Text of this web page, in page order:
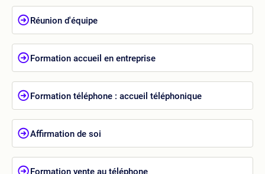
Réunion d'équipe
Formation accueil en entreprise
Formation téléphone : accueil téléphonique
Affirmation de soi
Formation vente au téléphone